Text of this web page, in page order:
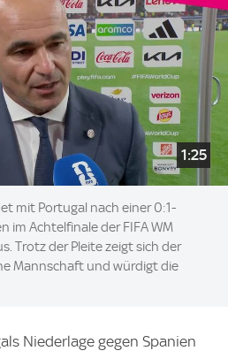
1:25
mit Portugal nach einer 0:1-
im Achtelfinale der FIFA WM
Trotz der Pleite zeigt sich der
Mannschaft und würdigt die
Niederlage gegen Spanien